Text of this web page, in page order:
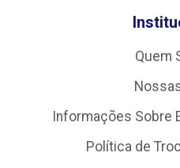
Quem
Informações Sobre
Política de